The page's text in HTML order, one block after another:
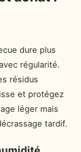
dure plus
régularité.
résidus
et protégez
léger mais
tardif.